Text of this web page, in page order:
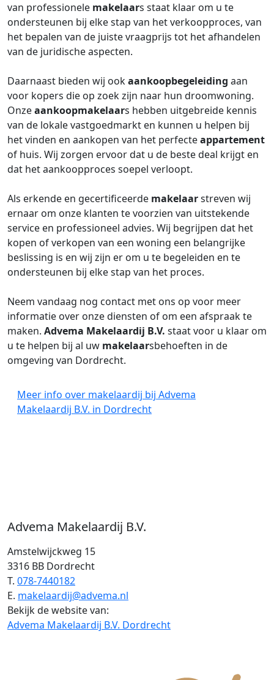
Advema Makelaardij B.V.
Amstelwijckweg 15
3316 BB Dordrecht
T. 078-7440182
E. makelaardij@advema.nl
Bekijk de website van:
Advema Makelaardij B.V. Dordrecht
van professionele makelaars staat klaar om u te
ondersteunen bij elke stap van het verkoopproces, van
het bepalen van de juiste vraagprijs tot het afhandelen
van de juridische aspecten.
Daarnaast bieden wij ookaankoopbegeleiding aan
voor kopers die op zoek zijn naar hun droomwoning.
Onzeaankoopmakelaars hebben uitgebreide kennis
van de lokale vastgoedmarkt en kunnen u helpen bij
het vinden en aankopen van het perfecteappartement
of huis. Wij zorgen ervoor dat u de beste deal krijgt en
dat het aankoopproces soepel verloopt.
Als erkende en gecertificeerde makelaarstreven wij
ernaar om onze klanten te voorzien van uitstekende
service en professioneel advies. Wij begrijpen dat het
kopen of verkopen van een woning een belangrijke
beslissing is en wij zijn er om u te begeleiden en te
ondersteunen bij elke stap van het proces.
Neem vandaag nog contact met ons op voor meer
informatie over onze diensten of om een afspraak te
maken. Advema Makelaardij B.V. staat voor u klaar om
u te helpen bij al uw makelaarsbehoeften in de
omgeving van Dordrecht.
Meer info over makelaardij bij Advema
Makelaardij B.V. in Dordrecht